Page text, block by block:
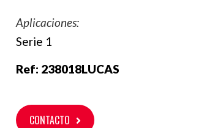
Aplicaciones:
Serie 1
Ref: 238018LUCAS
CONTACTO